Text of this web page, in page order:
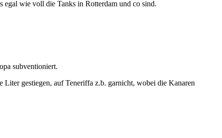
egal wie voll die Tanks in Rotterdam und co sind.
subventioniert.
gestiegen, auf Teneriffa z.b. garnicht, wobei die Kanaren